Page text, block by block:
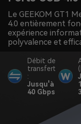
Le GEEKOM GT1
4.0 entièrement
expérience
polyvalence et
Débit de
transfert
:
Jusqu'à
40 Gbps